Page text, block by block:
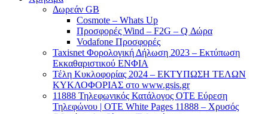
Δωρεάν GB
Cosmote – Whats Up
Προσφορές Wind – F2G – Q Δώρα
Vodafone Προσφορές
Taxisnet Φορολογική Δήλωση 2023 – Εκτύπωση
Εκκαθαριστικού EΝΦΙΑ
Τέλη Kυκλοφορίας 2024 – ΕΚΤΥΠΩΣΗ ΤΕΛΩΝ
ΚΥΚΛΟΦΟΡΙΑΣ στο www.gsis.gr
11888 Τηλεφωνικός Κατάλογος ΟΤΕ Εύρεση
Τηλεφώνου | OTE White Pages 11888 – Χρυσός